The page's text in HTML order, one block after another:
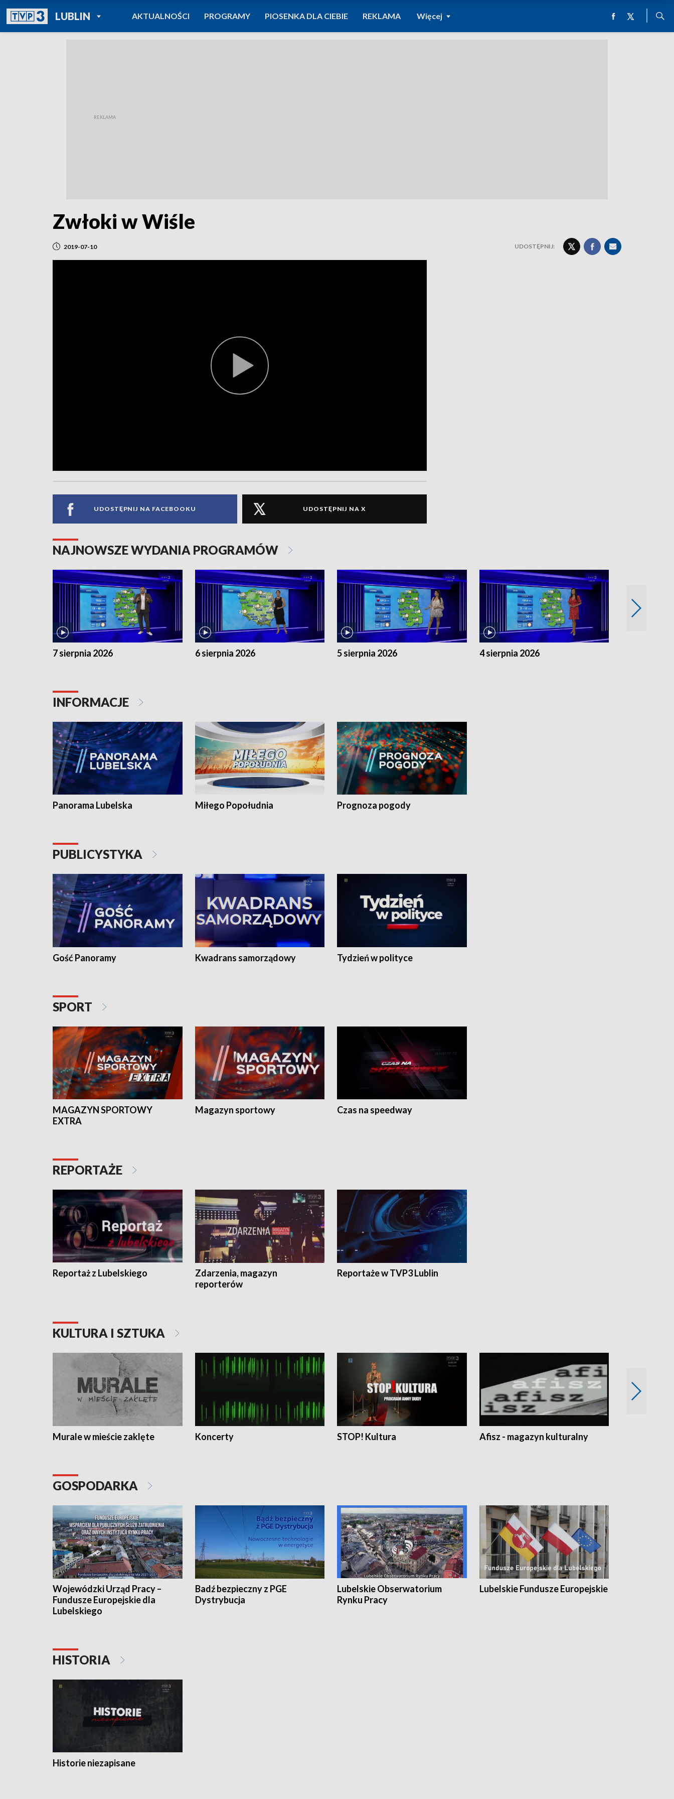
LUBLINPOWRÓT DO
TVP REGIONY
AKTUALNOŚCI PROGRAMY PIOSENKA DLA CIEBIE REKLAMA Więcej
Zwłoki w Wiśle
2019-07-10 UDOSTĘPNIJ:
UDOSTĘPNIJ NA FACEBOOKU UDOSTĘPNIJ NA X
NAJNOWSZE WYDANIA PROGRAMÓW
7 sierpnia 2026 6 sierpnia 2026 5 sierpnia 2026 4 sierpnia 2026
INFORMACJE
Panorama Lubelska Miłego Popołudnia Prognoza pogody
PUBLICYSTYKA
Gość Panoramy Kwadrans samorządowy Tydzień w polityce
SPORT
MAGAZYN SPORTOWY
EXTRA
Magazyn sportowy Czas na speedway
REPORTAŻE
Reportaż z Lubelskiego
Zdarzenia, magazyn
reporterów
Reportaże w TVP3 Lublin
KULTURA I SZTUKA
Murale w mieście zaklęte Koncerty STOP! Kultura Afisz - magazyn kulturalny
GOSPODARKA
Wojewódzki Urząd Pracy –
Fundusze Europejskie dla
Lubelskiego
Badź bezpieczny z PGE
Dystrybucja
Lubelskie Obserwatorium
Rynku Pracy
Lubelskie Fundusze Europejskie
HISTORIA
Historie niezapisane